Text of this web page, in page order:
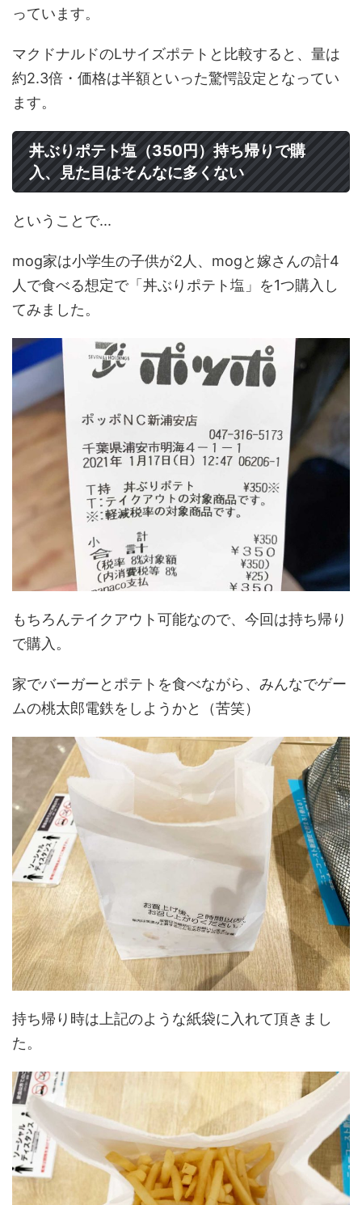
っています。
マクドナルドのLサイズポテトと比較すると、量は
約2.3倍・価格は半額といった驚愕設定となってい
ます。
丼ぶりポテト塩（350円）持ち帰りで購
入、見た目はそんなに多くない
ということで...
mog家は小学生の子供が2人、mogと嫁さんの計4
人で食べる想定で「丼ぶりポテト塩」を1つ購入し
てみました。
もちろんテイクアウト可能なので、今回は持ち帰り
で購入。
家でバーガーとポテトを食べながら、みんなでゲー
ムの桃太郎電鉄をしようかと（苦笑）
持ち帰り時は上記のような紙袋に入れて頂きまし
た。